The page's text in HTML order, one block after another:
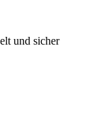
und sicher